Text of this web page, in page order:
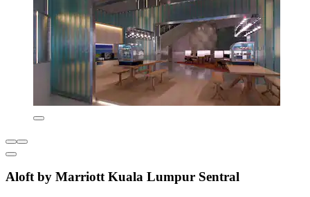
Aloft by Marriott Kuala Lumpur Sentral